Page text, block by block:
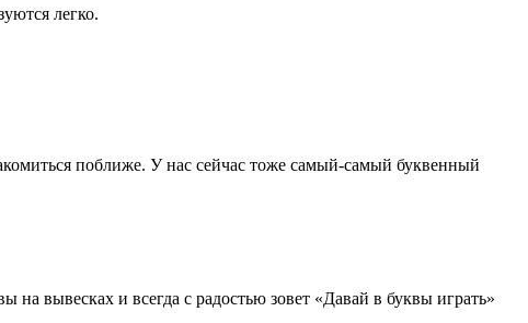
легко.
поближе. У нас сейчас тоже самый-самый буквенный
вывесках и всегда с радостью зовет «Давай в буквы играть»